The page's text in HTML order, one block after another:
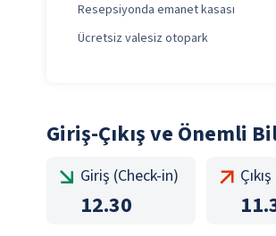
Resepsiyonda emanet kasası
Ücretsiz valesiz otopark
Giriş-Çıkış ve Önemli
Giriş (Check-in)
12.30